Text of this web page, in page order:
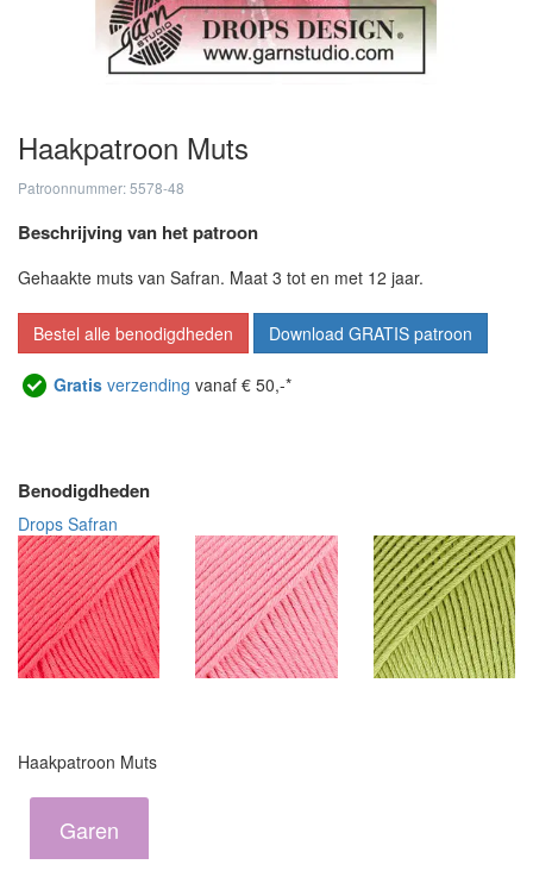
Haakpatroon Muts
Patroonnummer: 5578-48
Beschrijving van het patroon
Gehaakte muts van Safran. Maat 3 tot en met 12 jaar.
Bestel alle benodigdheden Download GRATIS patroon
Gratis verzending vanaf € 50,-*
Benodigdheden
Drops Safran
Haakpatroon Muts
Garen